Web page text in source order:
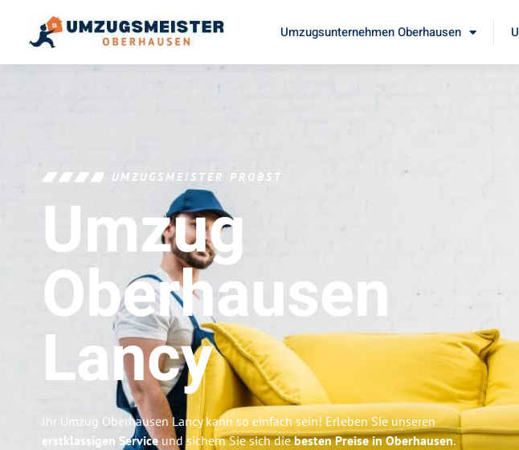
Umzugsunternehmen Oberhausen
UMZUGSMEISTER PROBST
Umzug
Oberhausen
Lancy
Ihr Umzug Oberhausen Lancy kann so einfach sein! Erleben Sie unseren
erstklassigen Serviceund sichern Sie sich diebesten Preise in Oberhausen.